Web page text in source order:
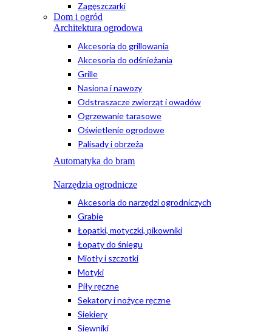
Zagęszczarki
Dom i ogród
Architektura ogrodowa
Akcesoria do grillowania
Akcesoria do odśnieżania
Grille
Nasiona i nawozy
Odstraszacze zwierząt i owadów
Ogrzewanie tarasowe
Oświetlenie ogrodowe
Palisady i obrzeża
Automatyka do bram
Narzędzia ogrodnicze
Akcesoria do narzędzi ogrodniczych
Grabie
Łopatki, motyczki, pikowniki
Łopaty do śniegu
Miotły i szczotki
Motyki
Piły ręczne
Sekatory i nożyce ręczne
Siekiery
Siewniki